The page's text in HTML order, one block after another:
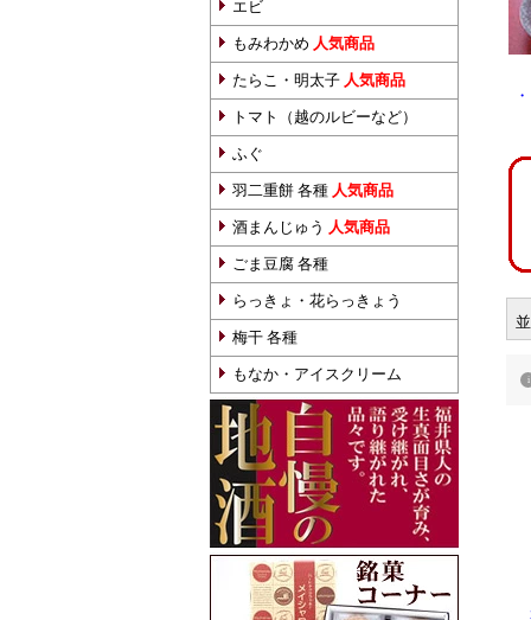
エビ
もみわかめ 人気商品
たらこ・明太子 人気商品
トマト（越のルビーなど）
ふぐ
羽二重餅 各種 人気商品
酒まんじゅう 人気商品
ごま豆腐 各種
らっきょ・花らっきょう
梅干 各種
もなか・アイスクリーム
・